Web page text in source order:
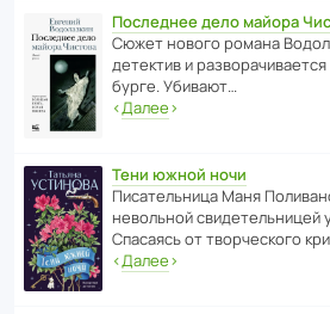
Последнее дело майора
Сюжет нового романа
дете­ктив и
бурге. Убивают…
‹Далее›
Тени южной ночи
Писа­тель­ница Маня
невольной свиде­тель­ницей
Спасаясь от твор­че­с­кого
‹Далее›